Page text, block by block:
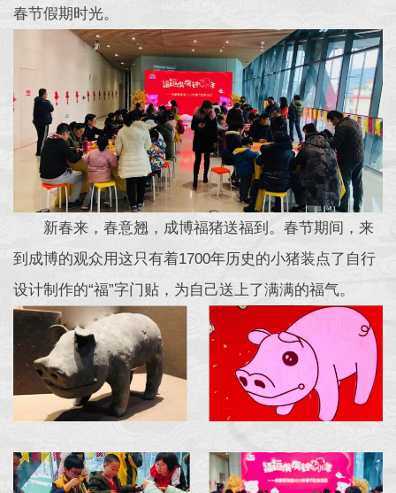
春节假期时光。
新春来，春意翘，成博福猪送福到。春节期间，来
到成博的观众用这只有着1700年历史的小猪装点了自行
设计制作的“福”字门贴，为自己送上了满满的福气。